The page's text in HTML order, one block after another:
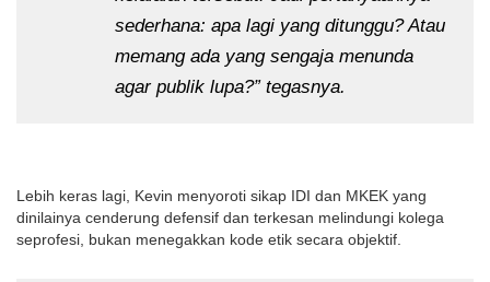
sederhana: apa lagi yang ditunggu? Atau
memang ada yang sengaja menunda
agar publik lupa?” tegasnya.
Lebih keras lagi, Kevin menyoroti sikap IDI dan MKEK yang
dinilainya cenderung defensif dan terkesan melindungi kolega
seprofesi, bukan menegakkan kode etik secara objektif.